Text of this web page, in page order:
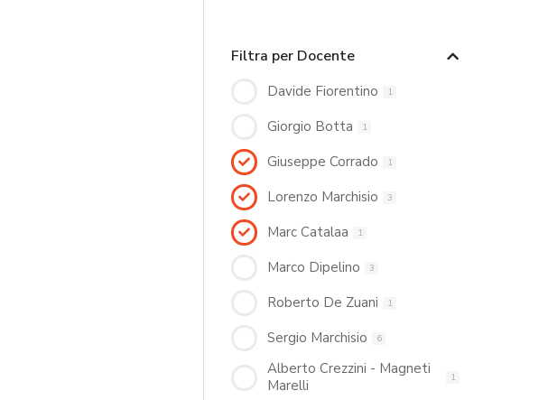
Filtra per Docente
Davide Fiorentino 1
Giorgio Botta 1
Giuseppe Corrado 1
Lorenzo Marchisio 3
Marc Catalaa 1
Marco Dipelino 3
Roberto De Zuani 1
Sergio Marchisio 6
Alberto Crezzini - Magneti
Marelli
1